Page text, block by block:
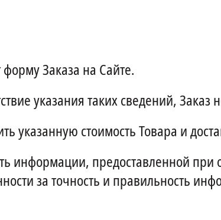
Заказа на Сайте.
указания таких сведений,
указанную стоимость Товара и
информации, предоставленной
за точность и правильность